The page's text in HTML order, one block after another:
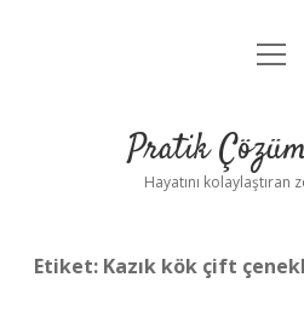
Anasayfa
Yasal
Pratik
Hayatını kolaylaştıran
Etiket: Kazık kök çift